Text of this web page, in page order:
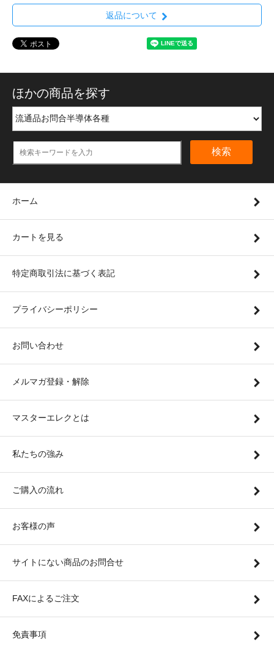
返品について
ほかの商品を探す
検索
ホーム
カートを見る
特定商取引法に基づく表記
プライバシーポリシー
お問い合わせ
メルマガ登録・解除
マスターエレクとは
私たちの強み
ご購入の流れ
お客様の声
サイトにない商品のお問合せ
FAXによるご注文
免責事項